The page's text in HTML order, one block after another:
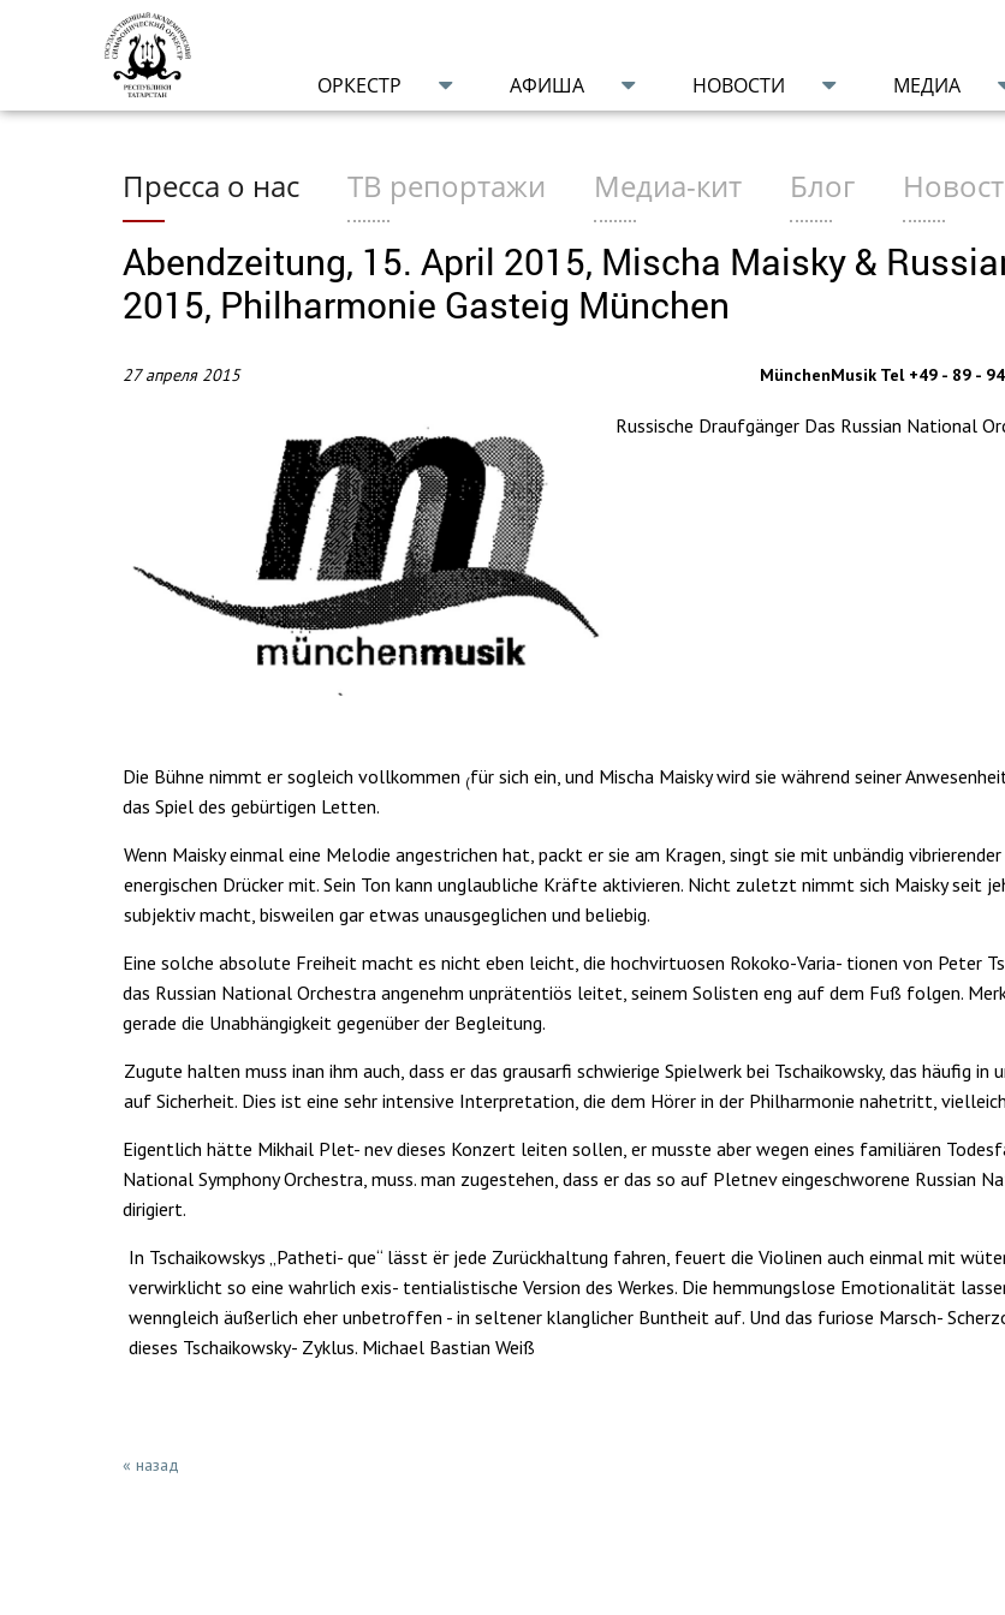
ОРКЕСТР АФИША НОВОСТИ МЕДИА
Пресса о нас ТВ репортажи Медиа-кит Блог
Abendzeitung, 15. April 2015, Mischa Maisky &
2015, Philharmonie Gasteig München
27 апреля 2015 MünchenMusik Tel +49 - 89 -
Russische Draufgänger Das Russian National
Diе Bühne nimmt er so­gleich vollkommen (für sich ein, und Mischa Maisky wird sie während sei­ner
das Spiel des gebürtigen Letten.
Wenn Maisky einmal eine Melodie angestrichen hat, packt er sie am Kragen, singt sie mit unbändig
energischen Drücker mit. Sein Ton kann unglaubliche Kräfte aktivieren. Nicht zuletzt nimmt sich Maisky seit
subjektiv macht, bisweilen gar etwas unausge­glichen und beliebig.
Eine solche absolute Freiheit macht es nicht eben leicht, die hochvirtuosen Rokoko-Varia- tionen von Peter
das Russian National Orchestra angenehm unprätentiös leitet, seinem So­listen eng auf dem Fuß folgen.
gerade die Unabhängig­keit gegenüber der Begleitung.
Zugute halten muss inan ihm auch, dass er das grausarfi schwierige Spielwerk bei Tschaikowsky, das häufig
auf Sicherheit. Dies ist eine sehr intensive Interpretation, die dem Hörer in der Philhar­monie nahetritt,
Eigentlich hätte Mikhail Plet- nev dieses Konzert leiten sol­len, er musste aber wegen ei­nes familiären
National Sym­phony Orchestra, muss. man zugestehen, dass er das so auf Pletnev eingeschworene Russi­an
dirigiert.
In Tschaikowskys „Patheti- que“ lässt ёг jede Zurückhal­tung fahren, feuert die Violinen auch einmal mit
ver­wirklicht so eine wahrlich exis- tentialistische Version des Werkes. Die hemmungslose Emotionalität
wenngleich äu­ßerlich eher unbetroffen - in seltener klanglicher Buntheit auf. Und das furiose Marsch-
dieses Tschaikowsky- Zyklus. Michael Bastian Weiß
« назад